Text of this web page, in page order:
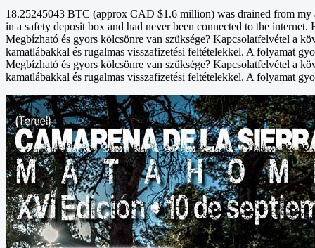
18.25245043 BTC (approx CAD $1.6 million) was drained from
in a safety deposit box and had never been connected to the
Megbízható és gyors kölcsönre van szüksége? Kapcsolatfelvétel a
kamatlábakkal és rugalmas visszafizetési feltételekkel. A folyamat
Megbízható és gyors kölcsönre van szüksége? Kapcsolatfelvétel a
kamatlábakkal és rugalmas visszafizetési feltételekkel. A folyamat